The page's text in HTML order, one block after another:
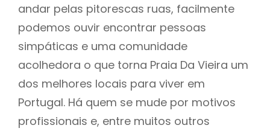
andar pelas pitorescas ruas, facilmente
podemos ouvir encontrar pessoas
simpáticas e uma comunidade
acolhedora o que torna Praia Da Vieira um
dos melhores locais para viver em
Portugal. Há quem se mude por motivos
profissionais e, entre muitos outros